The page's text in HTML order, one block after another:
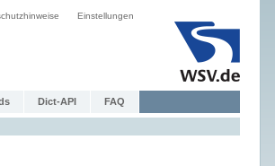
Einstellungen
Dict-API FAQ